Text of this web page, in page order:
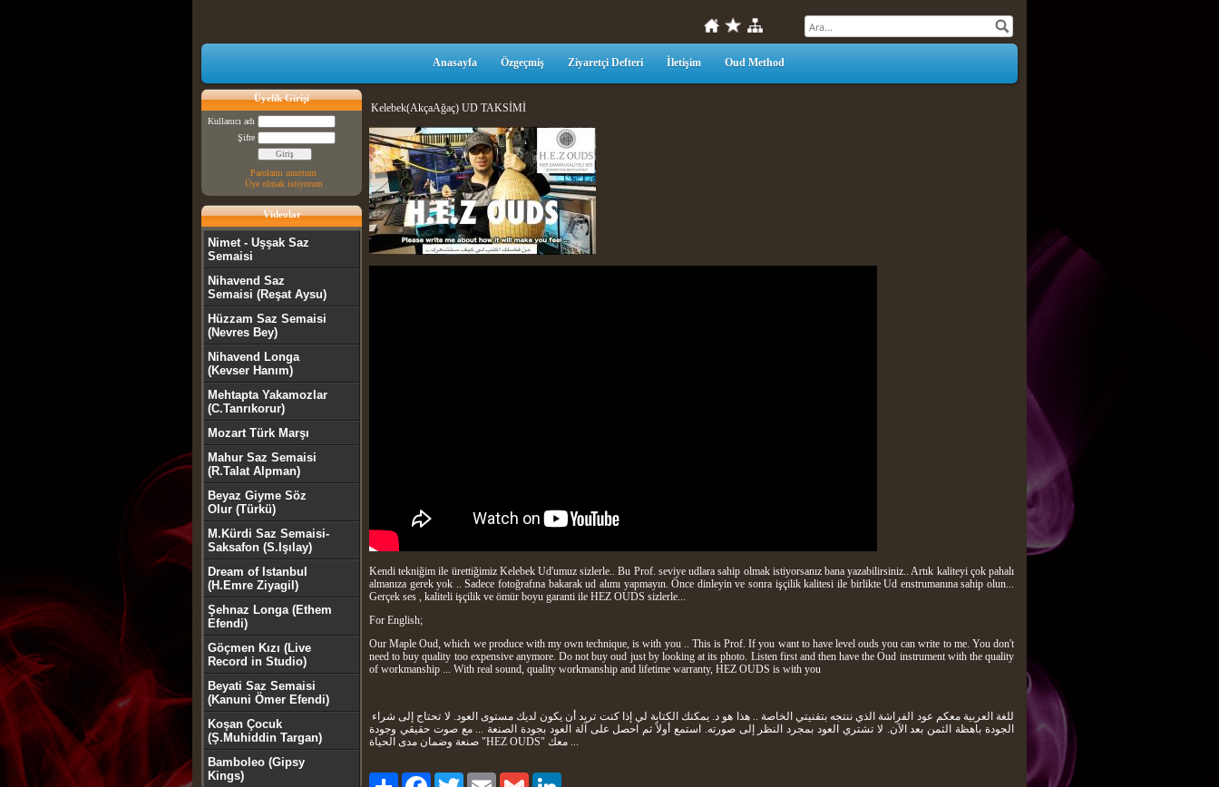
Anasayfa Özgeçmiş Ziyaretçi Defteri İletişim Oud Method
Üyelik Girişi
Kullanıcı adı
Şifre
Parolamı unuttum
Üye olmak istiyorum
Videolar
Nimet - Uşşak Saz
Semaisi
Nihavend Saz
Semaisi (Reşat Aysu)
Hüzzam Saz Semaisi
(Nevres Bey)
Nihavend Longa
(Kevser Hanım)
Mehtapta Yakamozlar
(C.Tanrıkorur)
Mozart Türk Marşı
Mahur Saz Semaisi
(R.Talat Alpman)
Beyaz Giyme Söz
Olur (Türkü)
M.Kürdi Saz Semaisi-
Saksafon (S.Işılay)
Dream of Istanbul
(H.Emre Ziyagil)
Şehnaz Longa (Ethem
Efendi)
Göçmen Kızı (Live
Record in Studio)
Beyati Saz Semaisi
(Kanuni Ömer Efendi)
Koşan Çocuk
(Ş.Muhiddin Targan)
Bamboleo (Gipsy
Kings)
Kelebek(AkçaAğaç) UD TAKSİMİ
Kendi tekniğim ile ürettiğimiz Kelebek Ud'umuz sizlerle.. Bu Prof. seviye udlara sahip olmak istiyorsanız bana yazabilirsiniz.. Artık kaliteyi çok pahalı
almanıza gerek yok .. Sadece fotoğrafına bakarak ud alımı yapmayın. Önce dinleyin ve sonra işçilik kalitesi ile birlikte Ud enstrumanına sahip olun...
Gerçek ses , kaliteli işçilik ve ömür boyu garanti ile HEZ OUDS sizlerle...
For English;
Our Maple Oud, which we produce with my own technique, is with you .. This is Prof. If you want to have level ouds you can write to me. You don't
need to buy quality too expensive anymore. Do not buy oud just by looking at its photo. Listen first and then have the Oud instrument with the quality
of workmanship ... With real sound, quality workmanship and lifetime warranty, HEZ OUDS is with you
الجودة باهظة الثمن بعد الآن. لا تشتري العود بمجرد النظر إلى صورته. استمع أولاً ثم احصل على آلة العود بجودة الصنعة ... مع صوت حقيقي وجودة
صنعة وضمان مدى الحياة "HEZ OUDS" معك ...
Paylaş FacebookTwitter Email Gmail